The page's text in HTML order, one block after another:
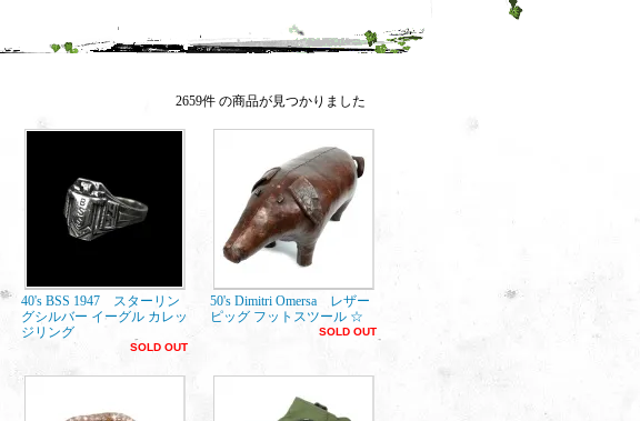
2659件 の商品が見つかりました
40's BSS 1947 スターリン
グシルバー イーグル カレッ
ジリング
SOLD OUT
50's Dimitri Omersa レザー
ピッグ フットスツール ☆
SOLD OUT